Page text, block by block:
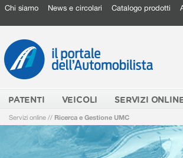
Chi siamo News e circolari Catalogo prodotti
PATENTI VEICOLI SERVIZI
Servizi online // Ricerca e Gestione UMC